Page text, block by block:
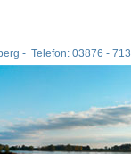
- Telefon: 03876 -